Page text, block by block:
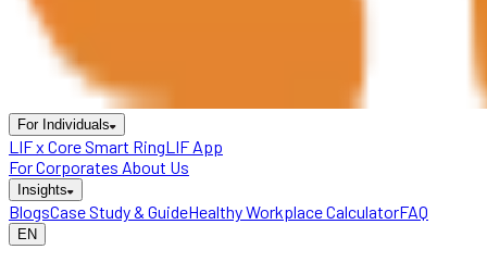
For Individuals
LIF x Core Smart RingLIF App
For Corporates About Us
Insights
BlogsCase Study & GuideHealthy Workplace CalculatorFAQ
EN